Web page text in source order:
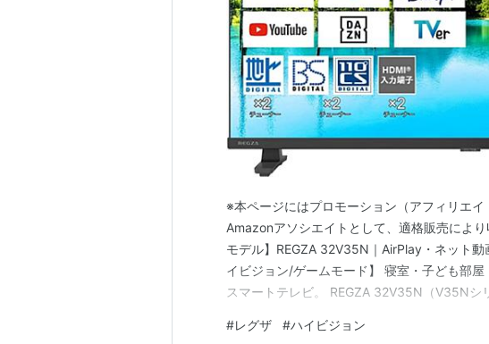
スター・チャンネル ハイビジョン
BS11デジタル
TwellV
東経110度CSデジタル放送
e2 by スカパー！
スカチャン！ハイビジョン
J SPORTS plus
ショップチャンネル（旧ep055チャンネル
ル）
地上デジタル各局
ディスカバリーHD
※本ページにはプロモーション（アフィリエ
Amazonアソシエイトとして、適格販売によ
モデル】REGZA 32V35N｜AirPlay・ネット
イビジョン/ゲームモード】 寝室・子ども部
スマートテレビ。 REGZA 32V35N（V35Nシ
ット動画アプリに対応。 ハイビジョン解像…
#レグザ #ハイビジョン